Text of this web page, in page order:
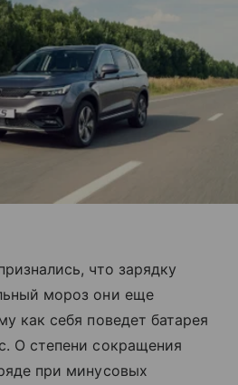
что зарядку
мороз они еще
как себя поведет батарея
О степени сокращения
при минусовых